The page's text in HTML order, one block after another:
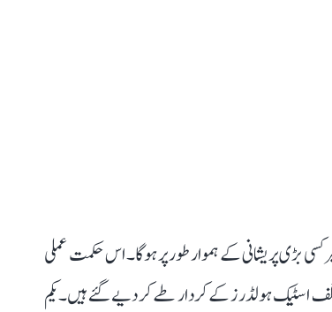
بڑی پریشانی کے ہموار طور پر ہوگا۔ اس حکمت عملی
مختلف اسٹیک ہولڈرز کے کردار طے کر دیے گئے ہیں۔ یکم